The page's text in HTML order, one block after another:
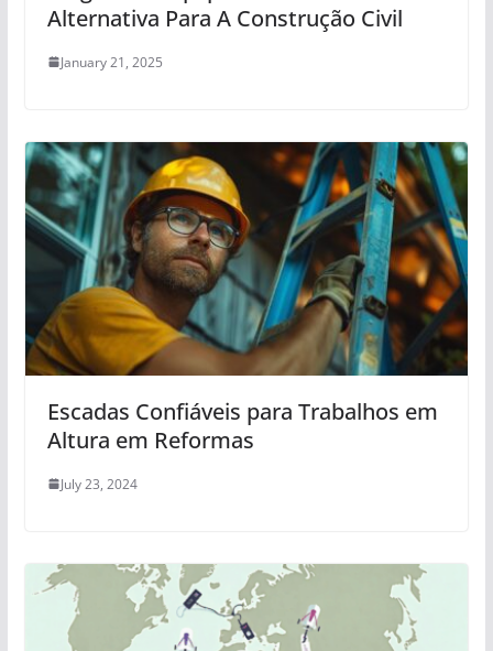
Alternativa Para A Construção Civil
January 21, 2025
Escadas Confiáveis para Trabalhos em
Altura em Reformas
July 23, 2024